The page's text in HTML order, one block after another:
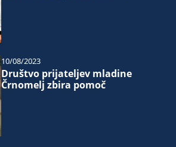
Društvo prijateljev mladine
Črnomelj zbira pomoč
10/08/2023